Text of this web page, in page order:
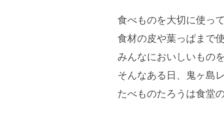
食べものを大切に使っ
食材の皮や葉っぱまで
みんなにおいしいもの
そんなある日、鬼ヶ島
たべものたろうは食堂